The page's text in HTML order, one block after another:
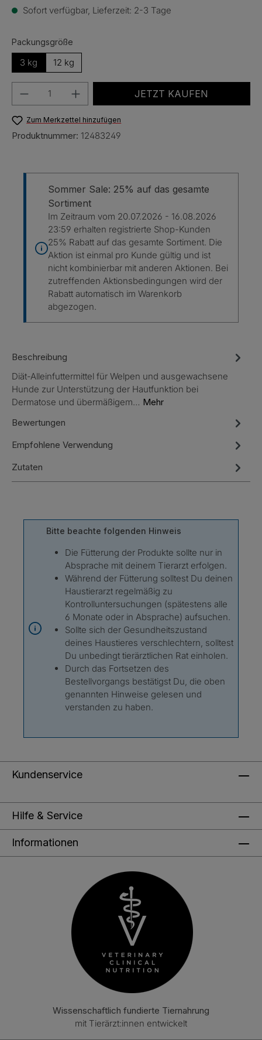
Sofort verfügbar, Lieferzeit: 2-3 Tage
Packungsgröße
3 kg 12 kg
Produkt Anzahl: Gib den gewünschten
JETZT KAUFEN
Zum Merkzettel hinzufügen
Produktnummer: 12483249
Sommer Sale: 25% auf das gesamte
Sortiment
Im Zeitraum vom 20.07.2026 - 16.08.2026
23:59 erhalten registrierte Shop-Kunden
25% Rabatt auf das gesamte Sortiment. Die
Aktion ist einmal pro Kunde gültig und ist
nicht kombinierbar mit anderen Aktionen. Bei
zutreffenden Aktionsbedingungen wird der
Rabatt automatisch im Warenkorb
abgezogen.
Beschreibung
Diät-Alleinfuttermittel für Welpen und ausgewachsene
Hunde zur Unterstützung der Hautfunktion bei
Dermatose und übermäßigem… Mehr
Bewertungen
Empfohlene Verwendung
Zutaten
Bitte beachte folgenden Hinweis
Die Fütterung der Produkte sollte nur in
Absprache mit deinem Tierarzt erfolgen.
Während der Fütterung solltest Du deinen
Haustierarzt regelmäßig zu
Kontrolluntersuchungen (spätestens alle
6 Monate oder in Absprache) aufsuchen.
Sollte sich der Gesundheitszustand
deines Haustieres verschlechtern, solltest
Du unbedingt tierärztlichen Rat einholen.
Durch das Fortsetzen des
Bestellvorgangs bestätigst Du, die oben
genannten Hinweise gelesen und
verstanden zu haben.
Kundenservice
Hilfe & Service
Informationen
Wissenschaftlich fundierte Tiernahrung
mit Tierärzt:innen entwickelt